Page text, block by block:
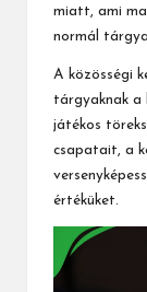
miatt, ami
normál
A közösségi
tárgyaknak a
játékos
csapatait, a
értéküket.